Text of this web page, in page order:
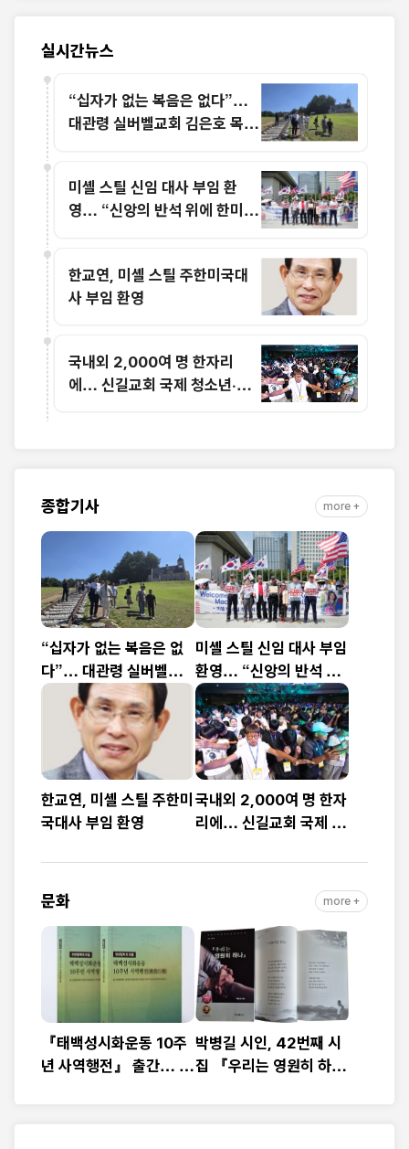
실시간뉴스
“십자가 없는 복음은 없다”…
대관령 실버벨교회 김은호 목사
미셸 스틸 신임 대사 부임 환
영… “신앙의 반석 위에 한미동
한교연, 미셸 스틸 주한미국대
사 부임 환영
국내외 2,000여 명 한자리
에… 신길교회 국제 청소년·청
종합기사 more +
“십자가 없는 복음은 없
다”… 대관령 실버벨교
회 김은호 목사 특별초청
미셸 스틸 신임 대사 부임
환영… “신앙의 반석 위
에 한미동맹 새 도약 기
대”
한교연, 미셸 스틸 주한미
국대사 부임 환영
국내외 2,000여 명 한자
리에… 신길교회 국제 청
성료
문화 more +
『태백성시화운동 10주
년 사역행전』 출간… 교
박병길 시인, 42번째 시
집 『우리는 영원히 하